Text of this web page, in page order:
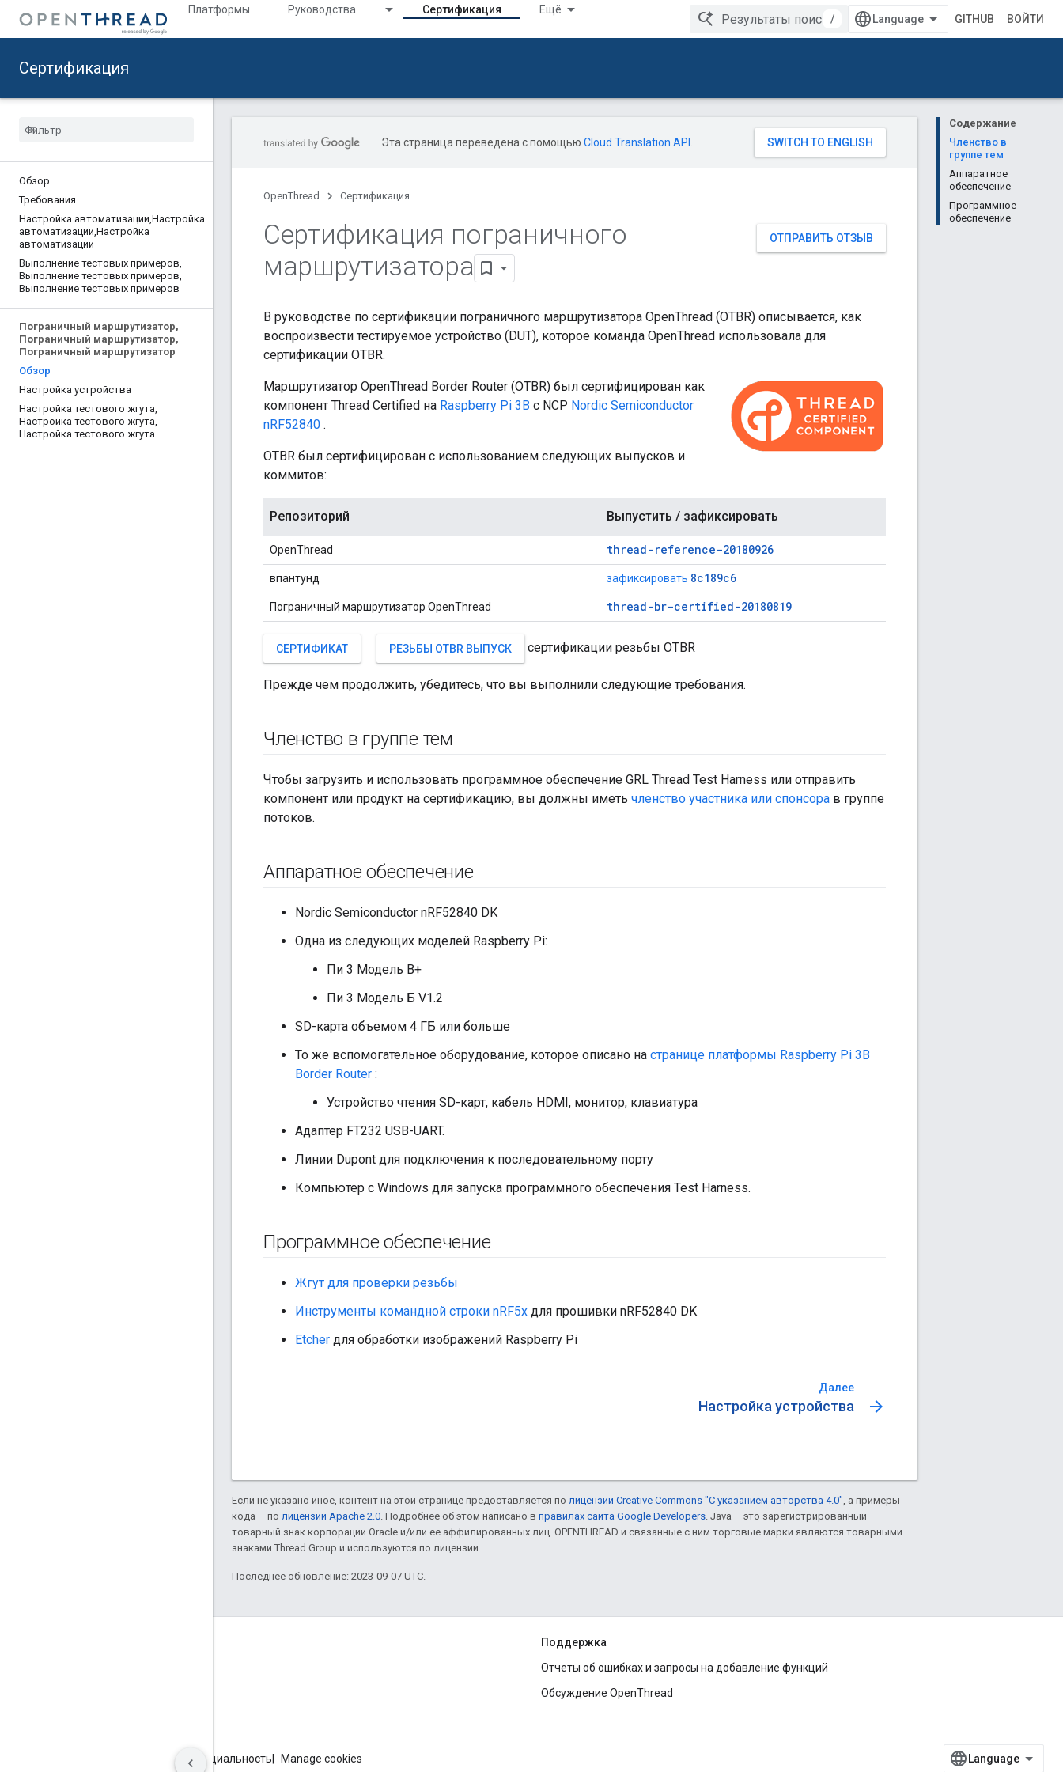
Платформы Руководства Сертификация Ещё
/ GITHUB ВОЙТИ
Сертификация
Обзор
Требования
Настройка автоматизации,Настройка
автоматизации,Настройка
автоматизации
Выполнение тестовых примеров,
Выполнение тестовых примеров,
Выполнение тестовых примеров
Пограничный маршрутизатор,
Пограничный маршрутизатор,
Пограничный маршрутизатор
Обзор
Настройка устройства
Настройка тестового жгута,
Настройка тестового жгута,
Настройка тестового жгута
Содержание
Членство в
группе тем
Аппаратное
обеспечение
Программное
обеспечение
Эта страница переведена с помощью Cloud Translation API
OpenThread Сертификация
ОТПРАВИТЬ ОТЗЫВ
Сертификация пограничного
маршрутизатора
В руководстве по сертификации пограничного маршрутизатора OpenThread (OTBR) описывается, как
воспроизвести тестируемое устройство (DUT), которое команда OpenThread использовала для
сертификации OTBR.
Маршрутизатор OpenThread Border Router (OTBR) был сертифицирован как
компонент Thread Certified на Raspberry Pi 3B с NCP Nordic Semiconductor
nRF52840 .
OTBR был сертифицирован с использованием следующих выпусков и
коммитов:
Репозиторий Выпустить / зафиксировать
OpenThread thread-reference-20180926
впантунд зафиксировать 8c189c6
Пограничный маршрутизатор OpenThread thread-br-certified-20180819
СЕРТИФИКАТ РЕЗЬБЫ OTBR ВЫПУСК сертификации резьбы OTBR
Прежде чем продолжить, убедитесь, что вы выполнили следующие требования.
Членство в группе тем
Чтобы загрузить и использовать программное обеспечение GRL Thread Test Harness или отправить
компонент или продукт на сертификацию, вы должны иметь членство участника или спонсора в группе
потоков.
Аппаратное обеспечение
Nordic Semiconductor nRF52840 DK
Одна из следующих моделей Raspberry Pi:
Пи 3 Модель В+
Пи 3 Модель Б V1.2
SD-карта объемом 4 ГБ или больше
То же вспомогательное оборудование, которое описано на странице платформы Raspberry Pi 3B
Border Router :
Устройство чтения SD-карт, кабель HDMI, монитор, клавиатура
Адаптер FT232 USB-UART.
Линии Dupont для подключения к последовательному порту
Компьютер с Windows для запуска программного обеспечения Test Harness.
Программное обеспечение
Жгут для проверки резьбы
Инструменты командной строки nRF5x для прошивки nRF52840 DK
Etcher для обработки изображений Raspberry Pi
Далее
Настройка устройства arrow_forward
Если не указано иное, контент на этой странице предоставляется по лицензии Creative Commons "С указанием авторства 4.0", а примеры
кода – по лицензии Apache 2.0. Подробнее об этом написано в правилах сайта Google Developers. Java – это зарегистрированный
товарный знак корпорации Oracle и/или ее аффилированных лиц. OPENTHREAD и связанные с ним торговые марки являются товарными
знаками Thread Group и используются по лицензии.
Последнее обновление: 2023-09-07 UTC.
Поддержка
Отчеты об ошибках и запросы на добавление функций
Обсуждение OpenThread
Конфиденциальность Manage cookies